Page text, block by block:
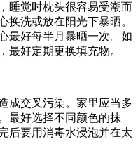
睡觉时枕头很容易受潮而
换洗或放在阳光下暴晒。
最好每半月暴晒一次。如
最好定期更换填充物。
成交叉污染。家里应当多
最好选择不同颜色的抹
后要用消毒水浸泡并在太